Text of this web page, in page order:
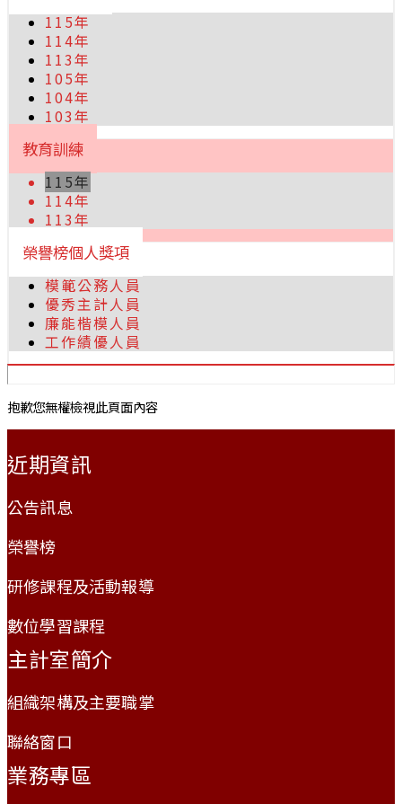
115年
114年
113年
105年
104年
103年
教育訓練
115年
114年
113年
榮譽榜個人獎項
模範公務人員
優秀主計人員
廉能楷模人員
工作績優人員
抱歉您無權檢視此頁面內容
近期資訊
公告訊息
榮譽榜
研修課程及活動報導
數位學習課程
主計室簡介
組織架構及主要職掌
聯絡窗口
業務專區